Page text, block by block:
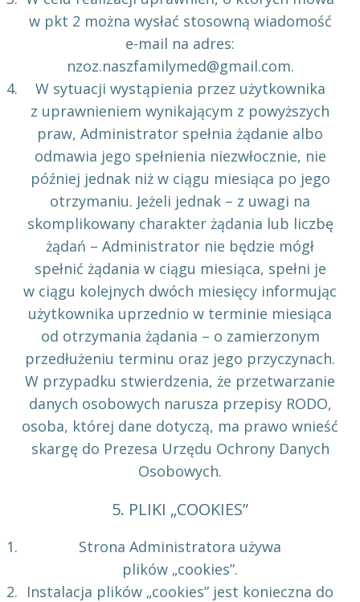
w pkt 2 można wysłać stosowną wiadomość
e-mail na adres:
nzoz.naszfamilymed@gmail.com.
W sytuacji wystąpienia przez użytkownika
z uprawnieniem wynikającym z powyższych
praw, Administrator spełnia żądanie albo
odmawia jego spełnienia niezwłocznie, nie
później jednak niż w ciągu miesiąca po jego
otrzymaniu. Jeżeli jednak – z uwagi na
skomplikowany charakter żądania lub liczbę
żądań – Administrator nie będzie mógł
spełnić żądania w ciągu miesiąca, spełni je
w ciągu kolejnych dwóch miesięcy informując
użytkownika uprzednio w terminie miesiąca
od otrzymania żądania – o zamierzonym
przedłużeniu terminu oraz jego przyczynach.
W przypadku stwierdzenia, że przetwarzanie
danych osobowych narusza przepisy RODO,
osoba, której dane dotyczą, ma prawo wnieść
skargę do Prezesa Urzędu Ochrony Danych
Osobowych.
5. PLIKI „COOKIES”
Strona Administratora używa
plików „cookies”.
Instalacja plików „cookies” jest konieczna do